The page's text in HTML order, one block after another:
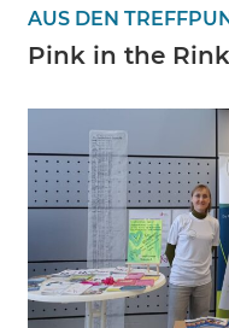
AUS DEN
Pink in the